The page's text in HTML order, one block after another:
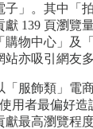
子」。其中「
139 頁瀏覽
購物中心」及
亦吸引網友多
「服飾類」電
用者最偏好造
最高瀏覽程度